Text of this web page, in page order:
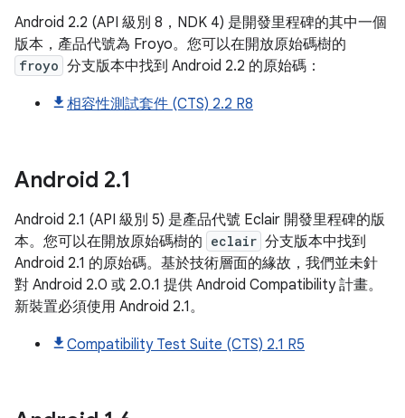
Android 2.2 (API 級別 8，NDK 4) 是開發里程碑的其中一個
版本，產品代號為 Froyo。您可以在開放原始碼樹的
froyo 分支版本中找到 Android 2.2 的原始碼：
相容性測試套件 (CTS) 2.2 R8
Android 2.1
Android 2.1 (API 級別 5) 是產品代號 Eclair 開發里程碑的版
本。您可以在開放原始碼樹的 eclair 分支版本中找到
Android 2.1 的原始碼。基於技術層面的緣故，我們並未針
對 Android 2.0 或 2.0.1 提供 Android Compatibility 計畫。
新裝置必須使用 Android 2.1。
Compatibility Test Suite (CTS) 2.1 R5